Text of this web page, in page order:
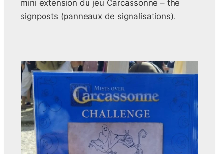
mini extension du jeu Carcassonne – the
signposts (panneaux de signalisations).